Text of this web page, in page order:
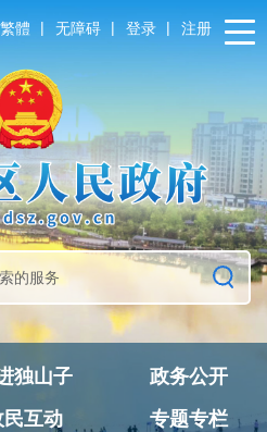
繁體 | 无障碍 | 登录 | 注册
独山子
政务公开
民互动 专题专栏